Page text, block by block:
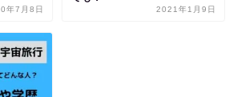
年7月8日 2021年1月9日